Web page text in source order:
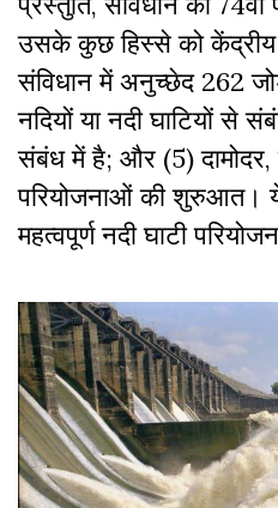
उसके कुछ हिस्से को केंद्रीय
संविधान में अनुच्छेद 262
नदियों या नदी घाटियों से
संबंध में है; और (5) दामोदर,
परियोजनाओं की शुरुआत।
महत्वपूर्ण नदी घाटी